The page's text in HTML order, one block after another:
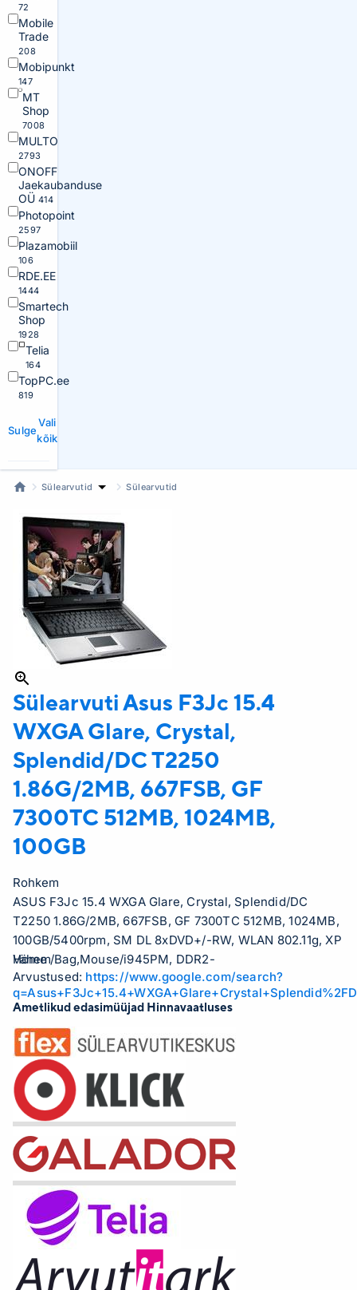
72
Mobile
Trade
208
Mobipunkt
147
MT
Shop
7008
MULTO
2793
ONOFF
Jaekaubanduse
OÜ 414
Photopoint
2597
Plazamobiil
106
RDE.EE
1444
Smartech
Shop
1928
Telia
164
TopPC.ee
819
Sulge
Vali
kõik
Sülearvutid Sülearvutid
Sülearvuti Asus F3Jc 15.4
WXGA Glare, Crystal,
Splendid/DC T2250
1.86G/2MB, 667FSB, GF
7300TC 512MB, 1024MB,
100GB
Rohkem
ASUS F3Jc 15.4 WXGA Glare, Crystal, Splendid/DC
T2250 1.86G/2MB, 667FSB, GF 7300TC 512MB, 1024MB,
100GB/5400rpm, SM DL 8xDVD+/-RW, WLAN 802.11g, XP
Home /Bag,Mouse/i945PM, DDR2-
667/5xUSB2.0/1394/TV-Out/Card Reader/1.3M
camera/6cell batt/2.8Kg
Vähem
Arvustused: https://www.google.com/search?
Ametlikud edasimüüjad Hinnavaatluses